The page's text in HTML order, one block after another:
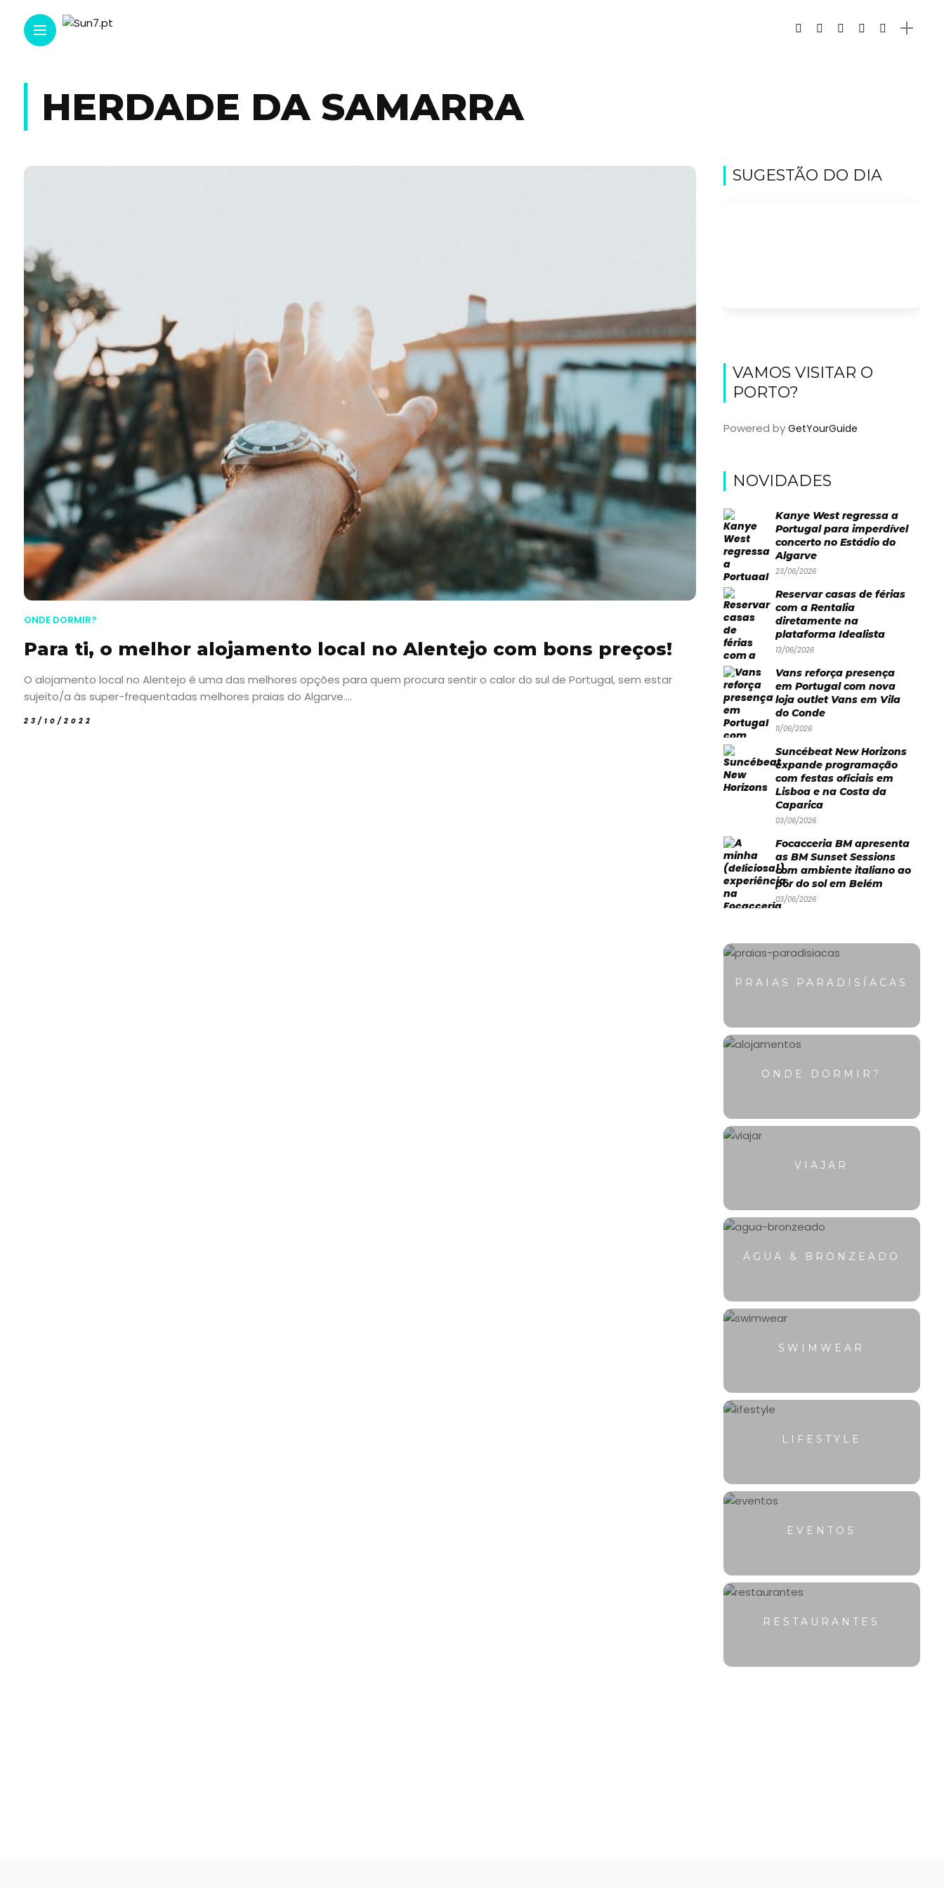
HERDADE DA SAMARRA
ONDE DORMIR?
Para ti, o melhor alojamento local no Alentejo com bons preços!
O alojamento local no Alentejo é uma das melhores opções para quem procura sentir o calor do sul de Portugal, sem estar
sujeito/a às super-frequentadas melhores praias do Algarve....
23/10/2022
SUGESTÃO DO DIA
VAMOS VISITAR O
PORTO?
Powered by GetYourGuide
NOVIDADES
Kanye West regressa a
Portugal para imperdível
concerto no Estádio do
Algarve
23/06/2026
Reservar casas de férias
com a Rentalia
diretamente na
plataforma Idealista
13/06/2026
Vans reforça presença
em Portugal com nova
loja outlet Vans em Vila
do Conde
11/06/2026
Suncébeat New Horizons
expande programação
com festas oficiais em
Lisboa e na Costa da
Caparica
03/06/2026
Focacceria BM apresenta
as BM Sunset Sessions
com ambiente italiano ao
pôr do sol em Belém
03/06/2026
PRAIAS PARADISÍACAS
ONDE DORMIR?
VIAJAR
ÁGUA & BRONZEADO
SWIMWEAR
LIFESTYLE
EVENTOS
RESTAURANTES